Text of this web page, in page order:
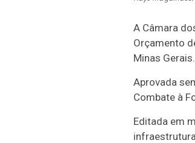
A Câmara
Orçamento
Minas
Aprovada
Combate à
Editada em